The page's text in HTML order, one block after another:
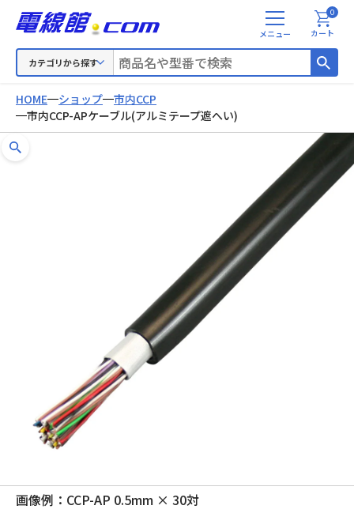
カテゴリから探す
メ
ニ
カート
0
HOME ショップ
市内CCP
市内CCP-APケーブル(アルミテープ遮へい)
画像例：CCP-AP 0.5mm × 30対